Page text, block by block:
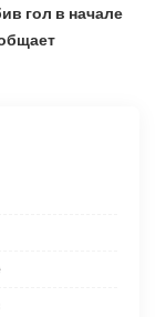
гол в начале